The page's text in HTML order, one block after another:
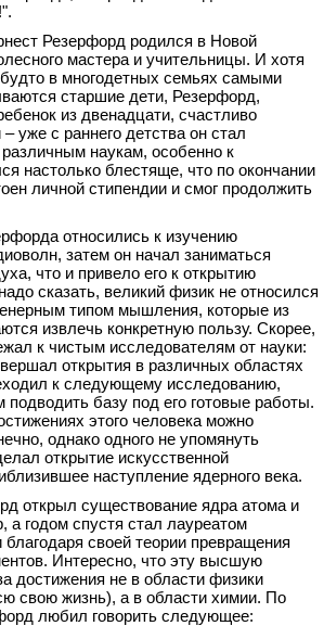
Резерфорд родился в Новой
мастера и учительницы. И хотя
в многодетных семьях самыми
старшие дети, Резерфорд,
из двенадцати, счастливо
уже с раннего детства он стал
различным наукам, особенно к
настолько блестяще, что по окончании
личной стипендии и смог продолжить
относились к изучению
затем он начал заниматься
что и привело его к открытию
сказать, великий физик не относился
типом мышления, которые из
извлечь конкретную пользу. Скорее,
к чистым исследователям от науки:
открытия в различных областях
к следующему исследованию,
подводить базу под его готовые работы.
этого человека можно
однако одного не упомянуть
открытие искусственной
наступление ядерного века.
открыл существование ядра атома и
а годом спустя стал лауреатом
своей теории превращения
Интересно, что эту высшую
достижения не в области физики
свою жизнь), а в области химии. По
любил говорить следующее: